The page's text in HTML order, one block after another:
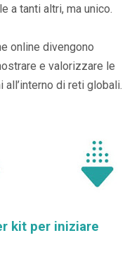
a tanti altri, ma unico.
online divengono
e valorizzare le
di reti globali.
kit per iniziare